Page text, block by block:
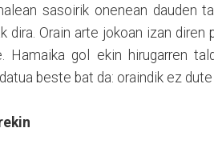
sasoirik onenean dauden
dira. Orain arte jokoan izan
Hamaika gol ekin hirugarren
beste bat da: oraindik ez